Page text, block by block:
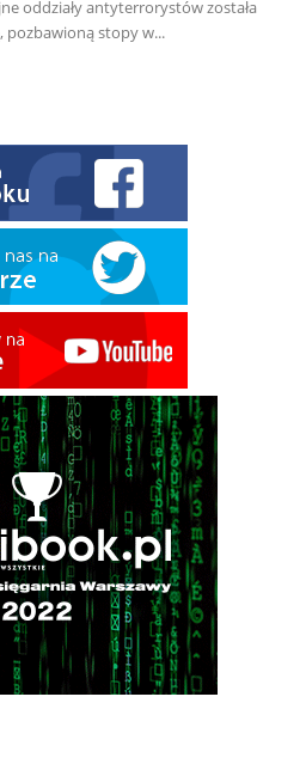
oddziały antyterrorystów została
pozbawioną stopy w...